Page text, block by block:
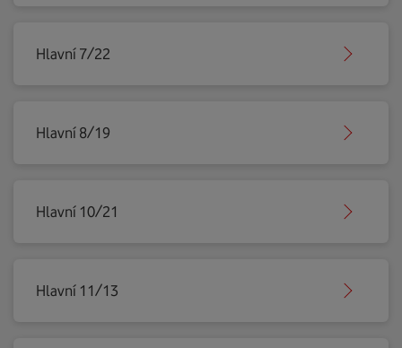
Hlavní 7/22
Hlavní 8/19
Hlavní 10/21
Hlavní 11/13